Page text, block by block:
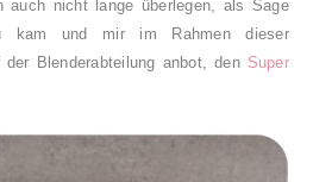
auch nicht lange überlegen, als Sage
kam und mir im Rahmen dieser
Blenderabteilung anbot, den Super